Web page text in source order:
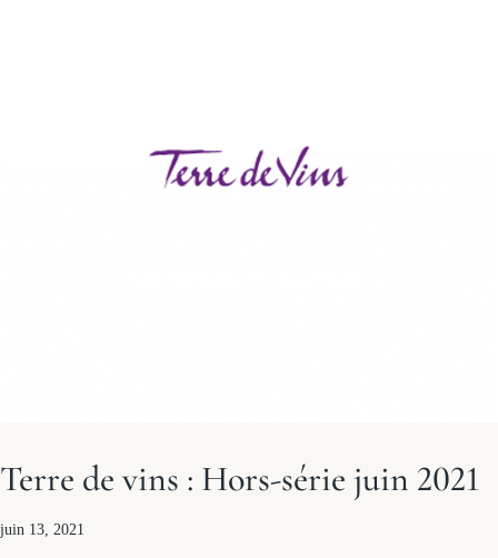
Terre de vins : Hors-série juin 2021
juin 13, 2021